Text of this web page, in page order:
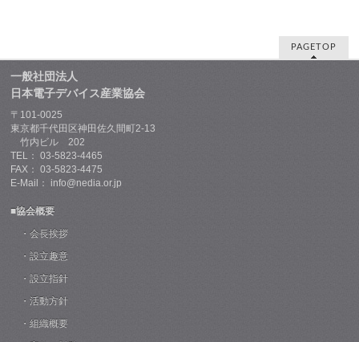
PAGETOP
一般社団法人
日本電子デバイス産業協会
〒101-0025
東京都千代田区神田佐久間町2-13
竹内ビル 202
TEL： 03-5823-4465
FAX： 03-5823-4475
E-Mail： info@nedia.or.jp
■協会概要
・会長挨拶
・設立趣意
・設立指針
・活動方針
・組織概要